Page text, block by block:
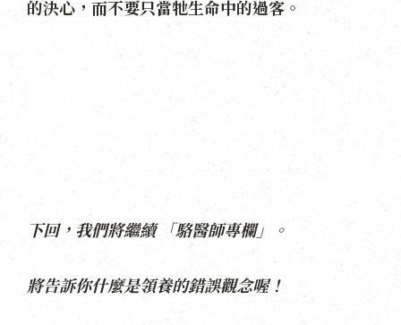
的決心，而不要只當牠生命中的過客。
下回，我們將繼續 「駱醫師專欄」。
將告訴你什麼是領養的錯誤觀念喔！